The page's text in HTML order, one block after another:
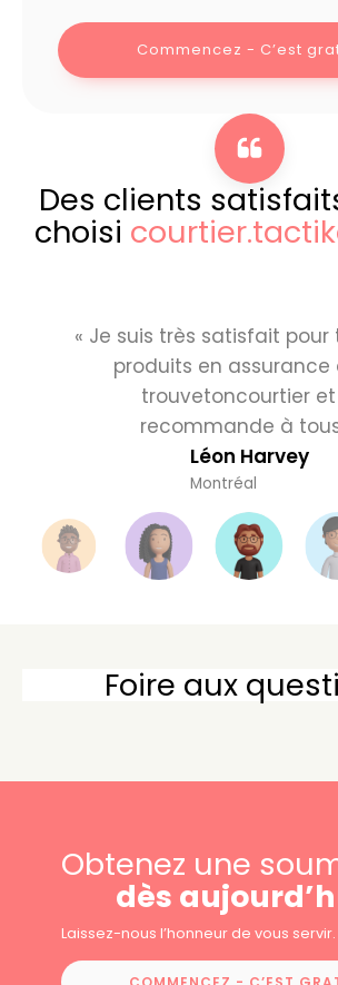
Commencez - C’est
Des clients
choisi
« Je suis très satisfait pour
produits en assurance
trouvetoncourtier
recommande à
Léon Harvey
Montréal
Foire aux
Obtenez une
dès
Laissez-nous l’honneur de vous servir.